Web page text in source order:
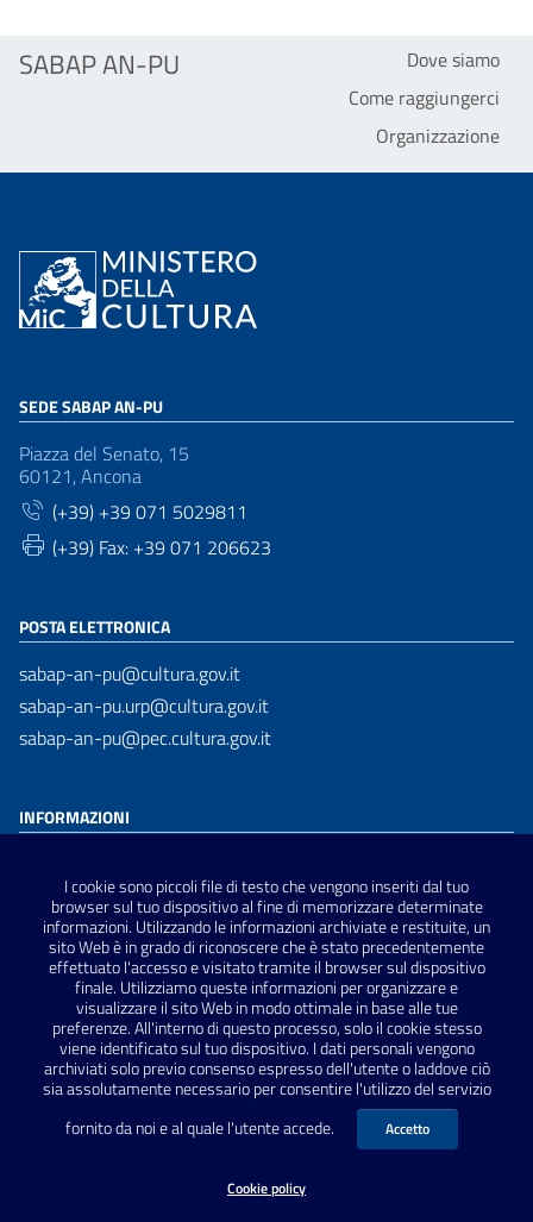
I cookie sono piccoli file di testo che vengono inseriti dal tuo
browser sul tuo dispositivo al fine di memorizzare determinate
informazioni. Utilizzando le informazioni archiviate e restituite, un
sito Web è in grado di riconoscere che è stato precedentemente
effettuato l'accesso e visitato tramite il browser sul dispositivo
finale. Utilizziamo queste informazioni per organizzare e
visualizzare il sito Web in modo ottimale in base alle tue
preferenze. All'interno di questo processo, solo il cookie stesso
viene identificato sul tuo dispositivo. I dati personali vengono
archiviati solo previo consenso espresso dell'utente o laddove ciò
sia assolutamente necessario per consentire l'utilizzo del servizio
fornito da noi e al quale l'utente accede.
Accetto
Cookie policy
SABAP AN-PU
Dove siamo
Come raggiungerci
Organizzazione
SEDE SABAP AN-PU
Piazza del Senato, 15
60121, Ancona
(+39) +39 071 5029811
(+39) Fax: +39 071 206623
POSTA ELETTRONICA
sabap-an-pu@cultura.gov.it
sabap-an-pu.urp@cultura.gov.it
sabap-an-pu@pec.cultura.gov.it
INFORMAZIONI
Privacy Policy
Note Legali
Sitemap
SEGUICI SU